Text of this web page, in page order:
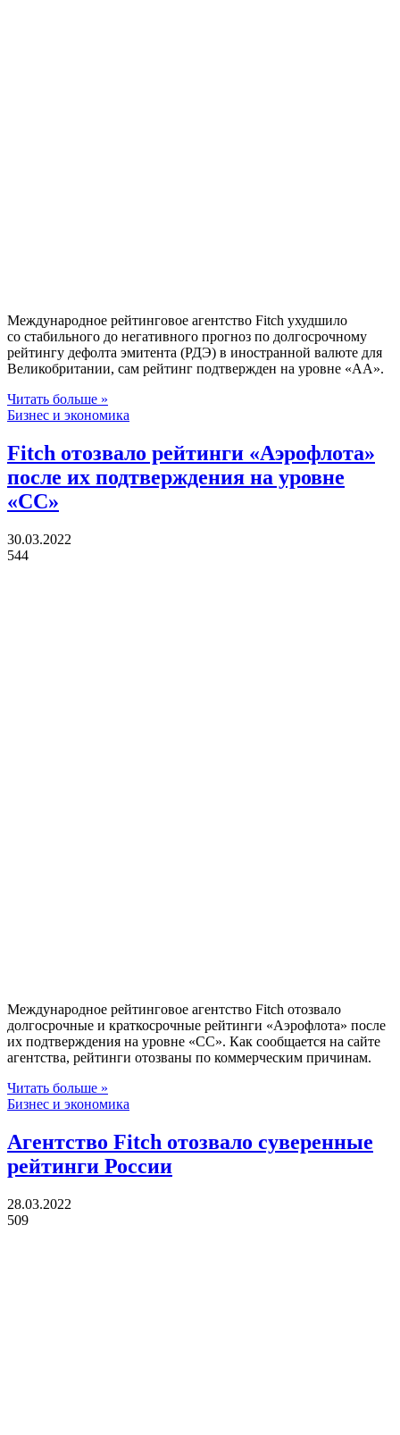
Международное рейтинговое агентство Fitch ухудшило
со стабильного до негативного прогноз по долгосрочному
рейтингу дефолта эмитента (РДЭ) в иностранной валюте для
Великобритании, сам рейтинг подтвержден на уровне «АA».
Читать больше »
Бизнес и экономика
Fitch отозвало рейтинги «Аэрофлота»
после их подтверждения на уровне
«СС»
30.03.2022
544
Международное рейтинговое агентство Fitch отозвало
долгосрочные и краткосрочные рейтинги «Аэрофлота» после
их подтверждения на уровне «СС». Как сообщается на сайте
агентства, рейтинги отозваны по коммерческим причинам.
Читать больше »
Бизнес и экономика
Агентство Fitch отозвало суверенные
рейтинги России
28.03.2022
509